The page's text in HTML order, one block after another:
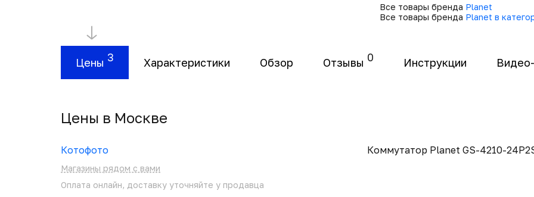
Все товары бренда Planet
Все товары бренда Planet в
Цены 3 Характеристики Обзор Отзывы 0 Инструкции
Цены в Москвe
Котофото
Магазины рядом с вами
Оплата онлайн, доставку уточняйте у продавца
Коммутатор Planet GS-4210-